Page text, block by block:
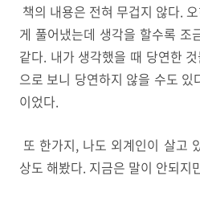
책의 내용은 전혀 무겁지 않다.
게 풀어냈는데 생각을 할수록 조
같다. 내가 생각했을 때 당연한
으로 보니 당연하지 않을 수도 있
이었다.
또 한가지, 나도 외계인이 살고
상도 해봤다. 지금은 말이 안되지